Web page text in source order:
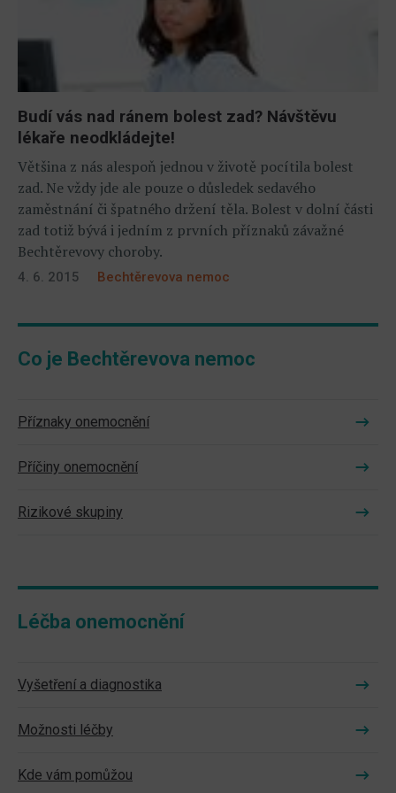
Budí vás nad ránem bolest zad? Návštěvu
lékaře neodkládejte!
Většina z nás alespoň jednou v životě pocítila bolest
zad. Ne vždy jde ale pouze o důsledek sedavého
zaměstnání či špatného držení těla. Bolest v dolní části
zad totiž bývá i jedním z prvních příznaků závažné
Bechtěrevovy choroby.
4. 6. 2015 Bechtěrevova nemoc
Co je Bechtěrevova nemoc
Příznaky onemocnění
Příčiny onemocnění
Rizikové skupiny
Léčba onemocnění
Vyšetření a diagnostika
Možnosti léčby
Kde vám pomůžou